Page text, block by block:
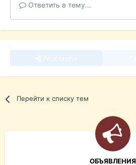
Ответить в тему...
Перейти к списку тем
ОБЪЯВЛЕНИЯ